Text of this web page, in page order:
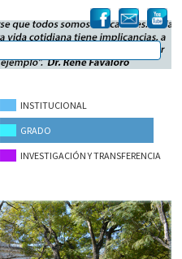
INSTITUCIONAL
GRADO
INVESTIGACIÓN Y TRANSFERENCIA